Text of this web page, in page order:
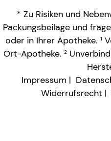
* Zu Risiken und
Packungsbeilage und
oder in Ihrer Apotheke. ¹
Ort-Apotheke. ²
Impressum
Widerrufsrecht